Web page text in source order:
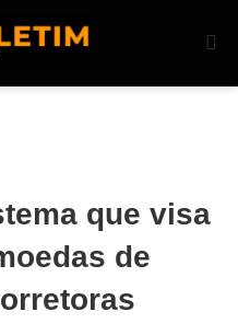
que visa
de